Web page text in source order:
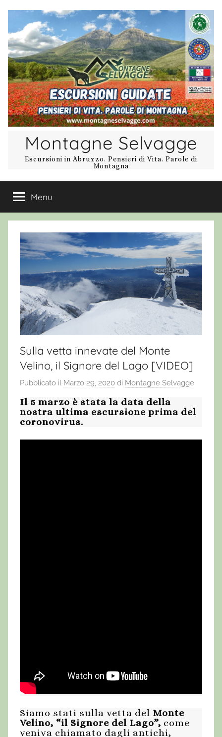
contenuto
Montagne Selvagge
Escursioni in Abruzzo. Pensieri di Vita. Parole di
Montagna
Menu
Sulla vetta innevate del Monte
Velino, il Signore del Lago [VIDEO]
Pubblicato il Marzo 29, 2020 di Montagne Selvagge
Il 5 marzo è stata la data della
nostra ultima escursione prima del
coronovirus.
Siamo stati sulla vetta del Monte
Velino, “il Signore del Lago”, come
veniva chiamato dagli antichi,